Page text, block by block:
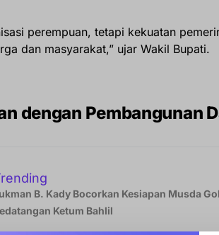
perempuan, tetapi kekuatan
dan masyarakat,” ujar Wakil Bupati.
dengan Pembangunan
B. Kady Bocorkan Kesiapan Musda
Ketum Bahlil